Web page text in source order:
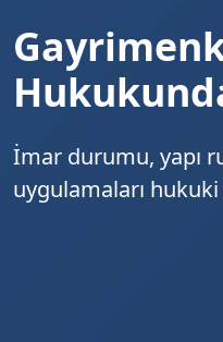
İmar durumu, yapı
uygulamaları